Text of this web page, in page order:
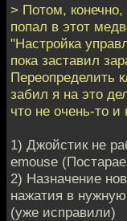
> Потом,
попал в этот
"Настройка
пока заставил
Переопределить
забил я на это
что не очень-то
1) Джойстик не
emouse
2) Назначение
нажатия в
(уже исправили)